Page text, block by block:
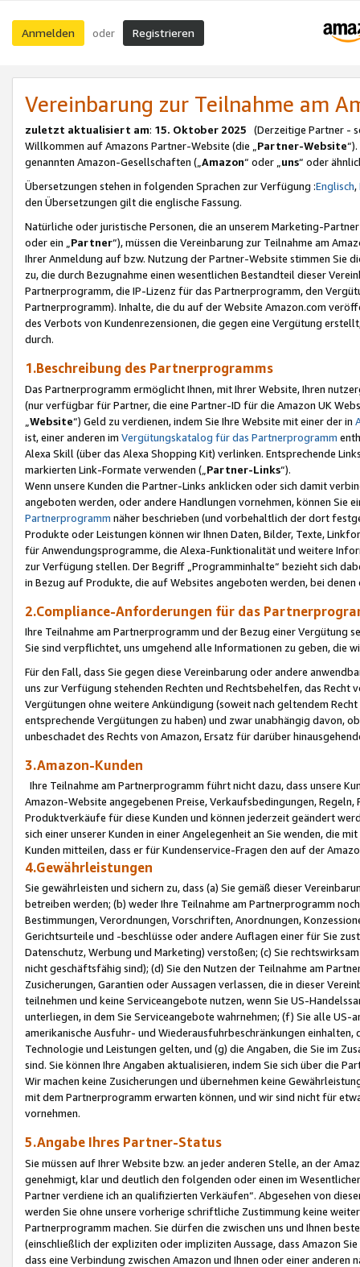
Anmelden oder Registrieren
Vereinbarung zur Teilnahme am
zuletzt aktualisiert am: 15. Oktober 2025 (Derzeitige Partner -
Willkommen auf Amazons Partner-Website (die „Partner-Website
genannten Amazon-Gesellschaften („Amazon“ oder „uns“ oder
Übersetzungen stehen in folgenden Sprachen zur Verfügung :Englisch,
den Übersetzungen gilt die englische Fassung.
Natürliche oder juristische Personen, die an unserem Marketing-
oder ein „Partner“), müssen die Vereinbarung zur Teilnahme am
Ihrer Anmeldung auf bzw. Nutzung der Partner-Website stimmen Sie
zu, die durch Bezugnahme einen wesentlichen Bestandteil dieser
Partnerprogramm, die IP-Lizenz für das Partnerprogramm, den
Partnerprogramm). Inhalte, die du auf der Website Amazon.com
des Verbots von Kundenrezensionen, die gegen eine Vergütung
durch.
1.Beschreibung des Partnerprogramms
Das Partnerprogramm ermöglicht Ihnen, mit Ihrer Website, Ihren
(nur verfügbar für Partner, die eine Partner-ID für die Amazon UK
Website“) Geld zu verdienen, indem Sie Ihre Website mit einer der in
ist, einer anderen im Vergütungskatalog für das Partnerprogramm
Alexa Skill (über das Alexa Shopping Kit) verlinken. Entsprechende
markierten Link-Formate verwenden („ Partner-Links“).
Wenn unsere Kunden die Partner-Links anklicken oder sich damit
angeboten werden, oder andere Handlungen vornehmen, können Sie
Partnerprogramm näher beschrieben (und vorbehaltlich der dort
Produkte oder Leistungen können wir Ihnen Daten, Bilder, Texte,
für Anwendungsprogramme, die Alexa-Funktionalität und weitere
zur Verfügung stellen. Der Begriff „Programminhalte“ bezieht sich
in Bezug auf Produkte, die auf Websites angeboten werden, bei
2.Compliance-Anforderungen für das
Ihre Teilnahme am Partnerprogramm und der Bezug einer Vergütung
Sie sind verpflichtet, uns umgehend alle Informationen zu geben, die
Für den Fall, dass Sie gegen diese Vereinbarung oder andere
uns zur Verfügung stehenden Rechten und Rechtsbehelfen, das
Vergütungen ohne weitere Ankündigung (soweit nach geltendem
entsprechende Vergütungen zu haben) und zwar unabhängig davon,
unbeschadet des Rechts von Amazon, Ersatz für darüber
3.Amazon-Kunden
Ihre Teilnahme am Partnerprogramm führt nicht dazu, dass unsere
Amazon-Website angegebenen Preise, Verkaufsbedingungen,
Produktverkäufe für diese Kunden und können jederzeit geändert
sich einer unserer Kunden in einer Angelegenheit an Sie wenden, die
Kunden mitteilen, dass er für Kundenservice-Fragen den auf der
4.Gewährleistungen
Sie gewährleisten und sichern zu, dass (a) Sie gemäß dieser
betreiben werden; (b) weder Ihre Teilnahme am Partnerprogramm
Bestimmungen, Verordnungen, Vorschriften, Anordnungen,
Gerichtsurteile und -beschlüsse oder andere Auflagen einer für Sie
Datenschutz, Werbung und Marketing) verstoßen; (c) Sie
nicht geschäftsfähig sind); (d) Sie den Nutzen der Teilnahme am
Zusicherungen, Garantien oder Aussagen verlassen, die in dieser
teilnehmen und keine Serviceangebote nutzen, wenn Sie US-
unterliegen, in dem Sie Serviceangebote wahrnehmen; (f) Sie alle
amerikanische Ausfuhr- und Wiederausfuhrbeschränkungen
Technologie und Leistungen gelten, und (g) die Angaben, die Sie im
sind. Sie können Ihre Angaben aktualisieren, indem Sie sich über die
Wir machen keine Zusicherungen und übernehmen keine
mit dem Partnerprogramm erwarten können, und wir sind nicht für
vornehmen.
5.Angabe Ihres Partner-Status
Sie müssen auf Ihrer Website bzw. an jeder anderen Stelle, an der
genehmigt, klar und deutlich den folgenden oder einen im
Partner verdiene ich an qualifizierten Verkäufen“. Abgesehen von
werden Sie ohne unsere vorherige schriftliche Zustimmung keine
Partnerprogramm machen. Sie dürfen die zwischen uns und Ihnen
(einschließlich der expliziten oder impliziten Aussage, dass Amazon
dass eine Verbindung zwischen Amazon und Ihnen oder einer